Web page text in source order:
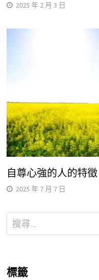
2025 年 2 月 3 日
自尊心強的人的特徵
2025 年 7 月 7 日
搜
尋
字:
標籤